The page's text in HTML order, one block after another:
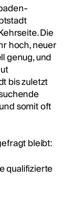
Die
hoch, neuer
genug, und
bis zuletzt
somit oft
bleibt:
qualifizierte